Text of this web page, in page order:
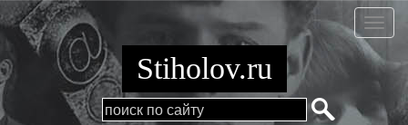
Перейти
к
основному
содержанию
Спит
на
ней
Stiholov.ru